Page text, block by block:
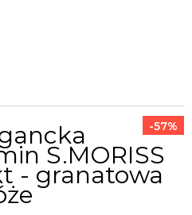
S.MORISS
- granatowa
-57%